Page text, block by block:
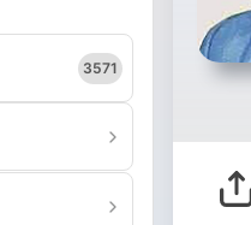
3571